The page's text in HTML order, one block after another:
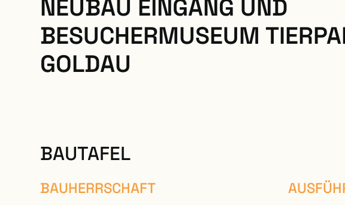
NEUBAU EINGANG UND
BESUCHERMUSEUM
GOLDAU
BAUTAFEL
BAUHERRSCHAFT